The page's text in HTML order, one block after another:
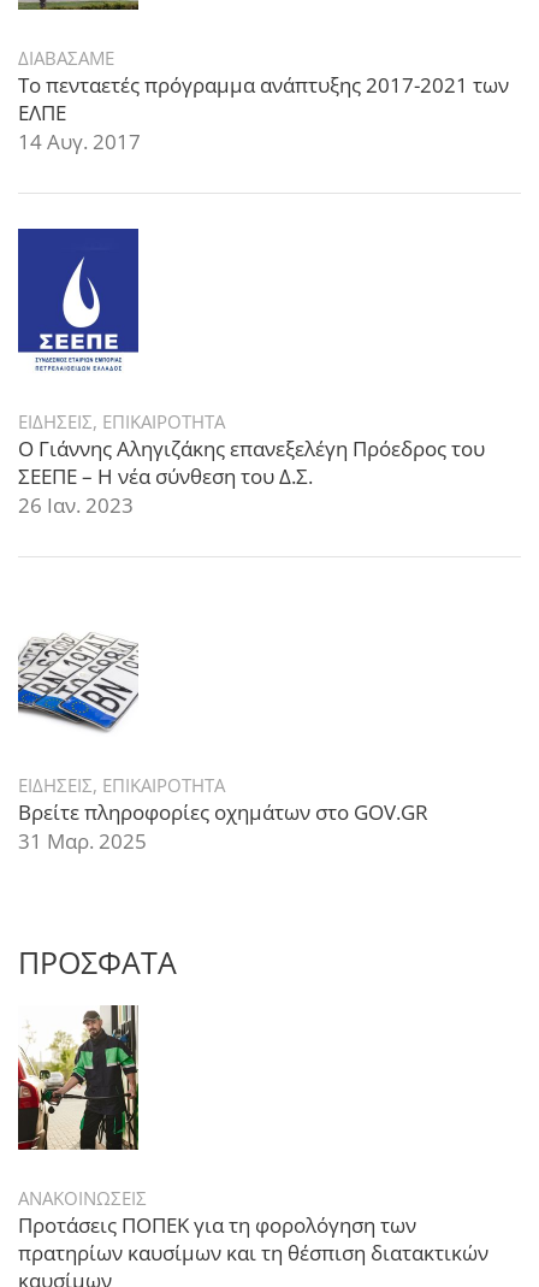
ΔΙΑΒΑΣΑΜΕ
Το πενταετές πρόγραμμα ανάπτυξης 2017-2021 των
ΕΛΠΕ
14 Αυγ. 2017
ΕΙΔΗΣΕΙΣ, ΕΠΙΚΑΙΡΟΤΗΤΑ
Ο Γιάννης Αληγιζάκης επανεξελέγη Πρόεδρος του
ΣΕΕΠΕ – Η νέα σύνθεση του Δ.Σ.
26 Ιαν. 2023
ΕΙΔΗΣΕΙΣ, ΕΠΙΚΑΙΡΟΤΗΤΑ
Βρείτε πληροφορίες οχημάτων στο GOV.GR
31 Μαρ. 2025
ΠΡΟΣΦΑΤΑ
ΑΝΑΚΟΙΝΩΣΕΙΣ
Προτάσεις ΠΟΠΕΚ για τη φορολόγηση των
πρατηρίων καυσίμων και τη θέσπιση διατακτικών
καυσίμων